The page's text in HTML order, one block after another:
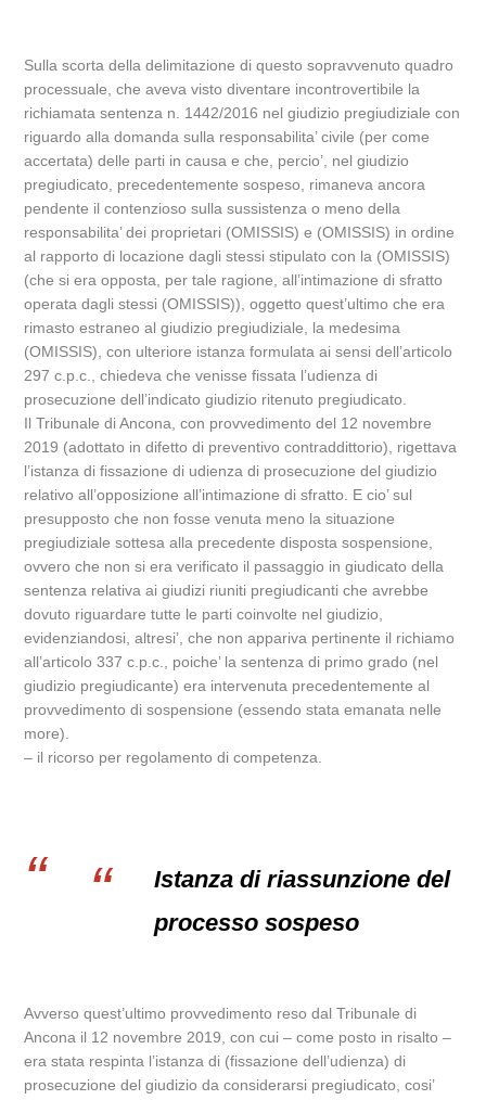
Sulla scorta della delimitazione di questo sopravvenuto quadro
processuale, che aveva visto diventare incontrovertibile la
richiamata sentenza n. 1442/2016 nel giudizio pregiudiziale con
riguardo alla domanda sulla responsabilita’ civile (per come
accertata) delle parti in causa e che, percio’, nel giudizio
pregiudicato, precedentemente sospeso, rimaneva ancora
pendente il contenzioso sulla sussistenza o meno della
responsabilita’ dei proprietari (OMISSIS) e (OMISSIS) in ordine
al rapporto di locazione dagli stessi stipulato con la (OMISSIS)
(che si era opposta, per tale ragione, all’intimazione di sfratto
operata dagli stessi (OMISSIS)), oggetto quest’ultimo che era
rimasto estraneo al giudizio pregiudiziale, la medesima
(OMISSIS), con ulteriore istanza formulata ai sensi dell’articolo
297 c.p.c., chiedeva che venisse fissata l’udienza di
prosecuzione dell’indicato giudizio ritenuto pregiudicato.
Il Tribunale di Ancona, con provvedimento del 12 novembre
2019 (adottato in difetto di preventivo contraddittorio), rigettava
l’istanza di fissazione di udienza di prosecuzione del giudizio
relativo all’opposizione all’intimazione di sfratto. E cio’ sul
presupposto che non fosse venuta meno la situazione
pregiudiziale sottesa alla precedente disposta sospensione,
ovvero che non si era verificato il passaggio in giudicato della
sentenza relativa ai giudizi riuniti pregiudicanti che avrebbe
dovuto riguardare tutte le parti coinvolte nel giudizio,
evidenziandosi, altresi’, che non appariva pertinente il richiamo
all’articolo 337 c.p.c., poiche’ la sentenza di primo grado (nel
giudizio pregiudicante) era intervenuta precedentemente al
provvedimento di sospensione (essendo stata emanata nelle
more).
– il ricorso per regolamento di competenza.
Istanza di riassunzione del
processo sospeso
Avverso quest’ultimo provvedimento reso dal Tribunale di
Ancona il 12 novembre 2019, con cui – come posto in risalto –
era stata respinta l’istanza di (fissazione dell’udienza) di
prosecuzione del giudizio da considerarsi pregiudicato, cosi’